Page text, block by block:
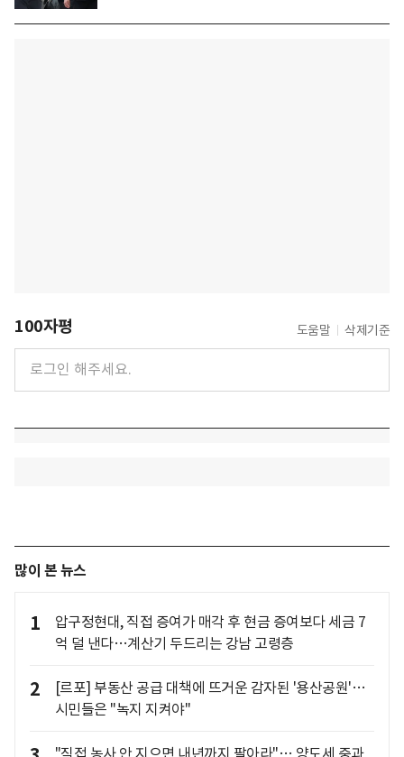
100자평 도움말 삭제기준
많이 본 뉴스
1
압구정현대, 직접 증여가 매각 후 현금 증여보다 세금 7
억 덜 낸다…계산기 두드리는 강남 고령층
2
[르포] 부동산 공급 대책에 뜨거운 감자된 '용산공원'…
시민들은 "녹지 지켜야"